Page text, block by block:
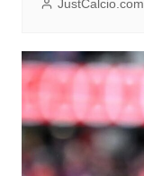
JustCalcio.com